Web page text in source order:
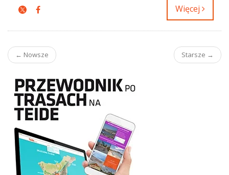
Więcej
← Nowsze Starsze →